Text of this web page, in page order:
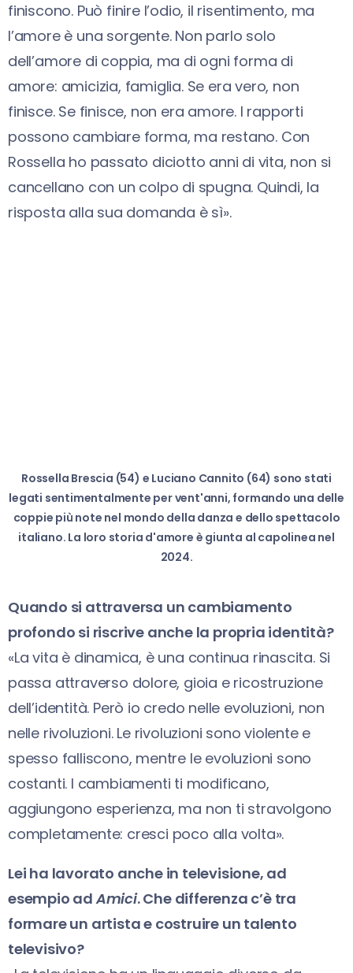
finiscono. Può finire l’odio, il risentimento, ma
l’amore è una sorgente. Non parlo solo
dell’amore di coppia, ma di ogni forma di
amore: amicizia, famiglia. Se era vero, non
finisce. Se finisce, non era amore. I rapporti
possono cambiare forma, ma restano. Con
Rossella ho passato diciotto anni di vita, non si
cancellano con un colpo di spugna. Quindi, la
risposta alla sua domanda è sì».
Rossella Brescia (54) e Luciano Cannito (64) sono stati
legati sentimentalmente per vent'anni, formando una delle
coppie più note nel mondo della danza e dello spettacolo
italiano. La loro storia d'amore è giunta al capolinea nel
2024.
Quando si attraversa un cambiamento
profondo si riscrive anche la propria identità?
«La vita è dinamica, è una continua rinascita. Si
passa attraverso dolore, gioia e ricostruzione
dell’identità. Però io credo nelle evoluzioni, non
nelle rivoluzioni. Le rivoluzioni sono violente e
spesso falliscono, mentre le evoluzioni sono
costanti. I cambiamenti ti modificano,
aggiungono esperienza, ma non ti stravolgono
completamente: cresci poco alla volta».
Lei ha lavorato anche in televisione, ad
esempio adAmici. Che differenza c’è tra
formare un artista e costruire un talento
televisivo?